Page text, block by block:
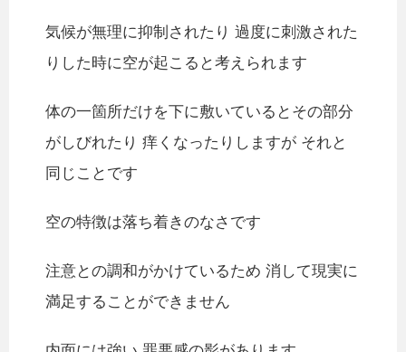
気候が無理に抑制されたり 過度に刺激された
りした時に空が起こると考えられます
体の一箇所だけを下に敷いているとその部分
がしびれたり 痒くなったりしますが それと
同じことです
空の特徴は落ち着きのなさです
注意との調和がかけているため 消して現実に
満足することができません